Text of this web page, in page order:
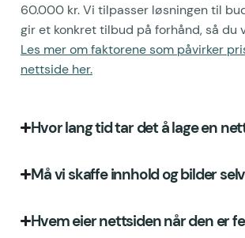
60.000 kr. Vi tilpasser løsningen til
gir et konkret tilbud på forhånd, så du
Les mer om faktorene som påvirker
nettside her.
Hvor lang tid tar det å lage en
Må vi skaffe innhold og bilder
Hvem eier nettsiden når den er